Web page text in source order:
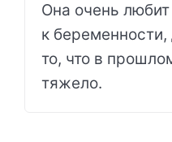
Она очень
к
то, что в
тяжело.